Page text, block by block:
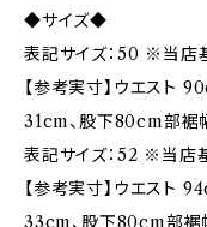
◆サイズ◆
表記サイズ：50 ※当店
【参考実寸】ウエスト
31cm、股下80cm部裾
表記サイズ：52 ※当店
【参考実寸】ウエスト
33cm、股下80cm部裾